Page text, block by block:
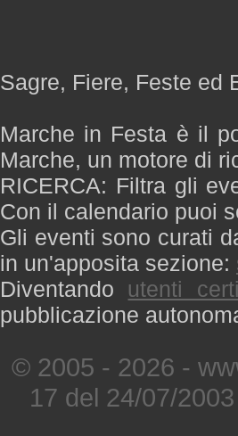
Sagre, Fiere, Feste ed
Marche in Festa è il
Marche, un motore di
RICERCA: Filtra gli
Con il calendario puoi
Gli eventi sono curati
in un'apposita sezione:
Diventando utenti
pubblicazione
© 2005 - 2026 -
17 del 24/07/